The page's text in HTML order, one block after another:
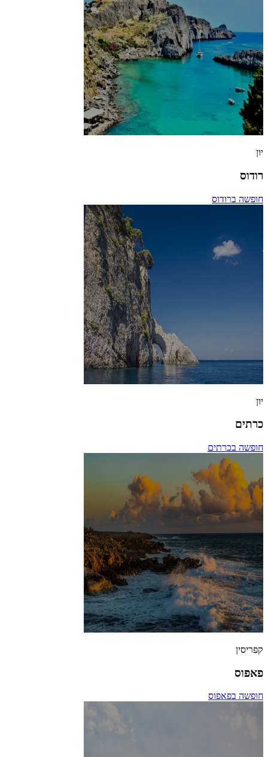
יון
רודוס
חופשה ברודוס
יון
כרתים
חופשה בכרתים
קפריסין
פאפוס
חופשה בפאפוס